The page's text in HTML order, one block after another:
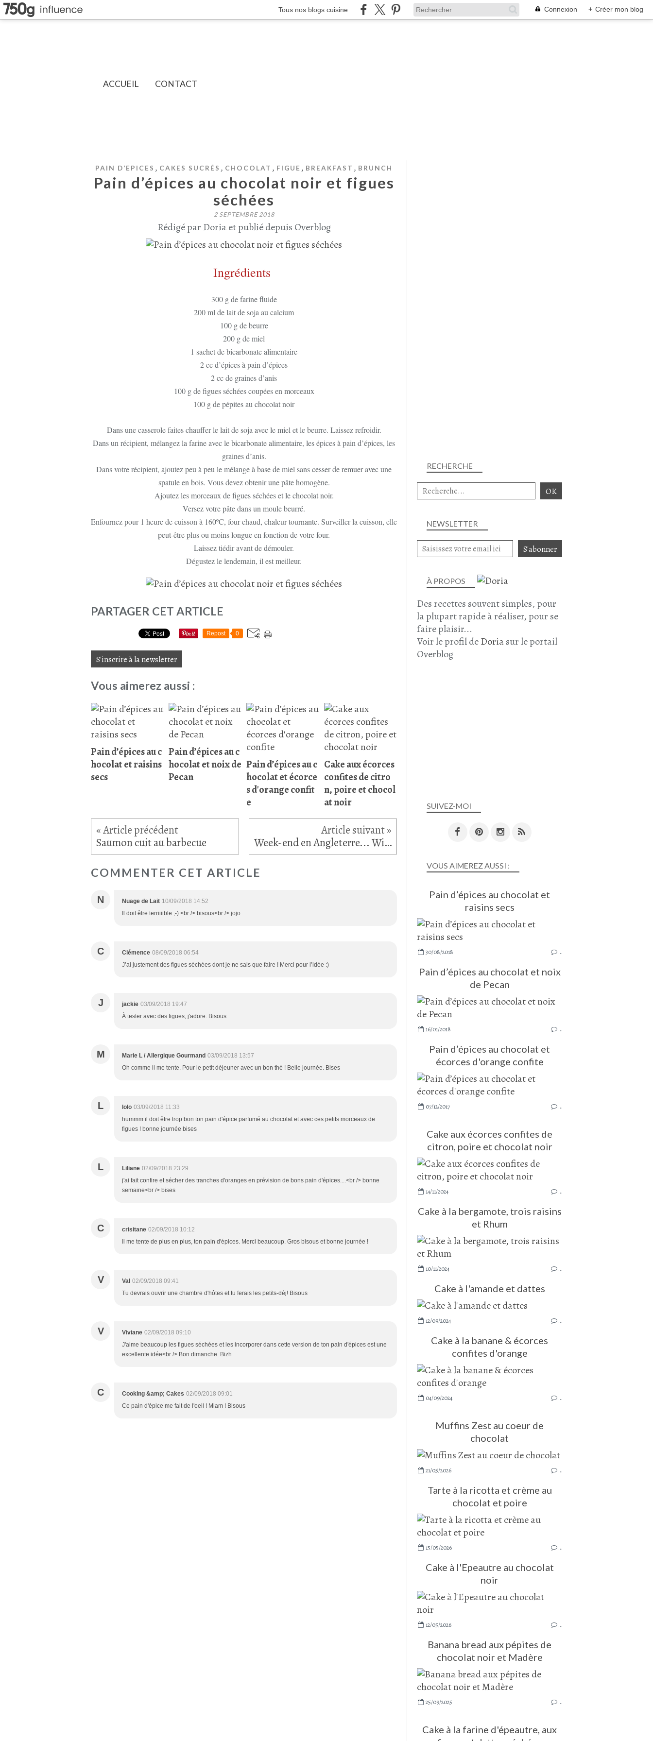
Tous nos blogs cuisine Connexion + Créer mon blog
ACCUEIL CONTACT
PAIN D’EPICES , CAKES SUCRÉS , CHOCOLAT , FIGUE , BREAKFAST , BRUNCH
Pain d’épices au chocolat noir et figues
séchées
2 SEPTEMBRE 2018
Rédigé par Doria et publié depuis Overblog
Ingrédients
300 g de farine fluide
200 ml de lait de soja au calcium
100 g de beurre
200 g de miel
1 sachet de bicarbonate alimentaire
2 cc d’épices à pain d’épices
2 cc de graines d’anis
100 g de figues séchées coupées en morceaux
100 g de pépites au chocolat noir
Dans une casserole faites chauffer le lait de soja avec le miel et le beurre. Laissez refroidir.
Dans un récipient, mélangez la farine avec le bicarbonate alimentaire, les épices à pain d’épices, les
graines d’anis.
Dans votre récipient, ajoutez peu à peu le mélange à base de miel sans cesser de remuer avec une
spatule en bois. Vous devez obtenir une pâte homogène.
Ajoutez les morceaux de figues séchées et le chocolat noir.
Versez votre pâte dans un moule beurré.
Enfournez pour 1 heure de cuisson à 160ºC, four chaud, chaleur tournante. Surveiller la cuisson, elle
peut-être plus ou moins longue en fonction de votre four.
Laissez tiédir avant de démouler.
Dégustez le lendemain, il est meilleur.
PARTAGER CET ARTICLE
Repost 0
S'inscrire à la newsletter
Vous aimerez aussi :
Pain d’épices au c
hocolat et raisins
secs
Pain d’épices au c
hocolat et noix de
Pecan
Pain d’épices au c
hocolat et écorce
s d'orange confit
e
Cake aux écorces
confites de citro
n, poire et chocol
at noir
Saumon cuit au barbecue Week-end en Angleterre... Windsor (1)
COMMENTER CET ARTICLE
N Nuage de Lait 10/09/2018 14:52
Il doit être terriiiible ;-) <br /> bisous<br /> jojo
C Clémence 08/09/2018 06:54
J’ai justement des figues séchées dont je ne sais que faire ! Merci pour l’idée :)
J jackie 03/09/2018 19:47
À tester avec des figues, j'adore. Bisous
M Marie L / Allergique Gourmand 03/09/2018 13:57
Oh comme il me tente. Pour le petit déjeuner avec un bon thé ! Belle journée. Bises
L lolo 03/09/2018 11:33
hummm il doit être trop bon ton pain d'épice parfumé au chocolat et avec ces petits morceaux de
figues ! bonne journée bises
L Liliane 02/09/2018 23:29
j'ai fait confire et sécher des tranches d'oranges en prévision de bons pain d'épices....<br /> bonne
semaine<br /> bises
C crisitane 02/09/2018 10:12
Il me tente de plus en plus, ton pain d'épices. Merci beaucoup. Gros bisous et bonne journée !
V Val 02/09/2018 09:41
Tu devrais ouvrir une chambre d'hôtes et tu ferais les petits-déj! Bisous
V Viviane 02/09/2018 09:10
J'aime beaucoup les figues séchées et les incorporer dans cette version de ton pain d'épices est une
excellente idée<br /> Bon dimanche. Bizh
C Cooking &amp; Cakes 02/09/2018 09:01
Ce pain d'épice me fait de l'oeil ! Miam ! Bisous
NEWSLETTER
SUIVEZ-MOI
RECHERCHE
À PROPOS
Des recettes souvent simples, pour
la plupart rapide à réaliser, pour se
faire plaisir...
Voir le profil deDoriasur le portail
Overblog
VOUS AIMEREZ AUSSI :
Pain d’épices au chocolat et
raisins secs
30/08/2018 …
Pain d’épices au chocolat et noix
de Pecan
16/01/2018 …
Pain d’épices au chocolat et
écorces d'orange confite
07/12/2017 …
Cake aux écorces confites de
citron, poire et chocolat noir
14/11/2024 …
Cake à la bergamote, trois raisins
et Rhum
10/11/2024 …
Cake à l'amande et dattes
12/09/2024 …
Cake à la banane & écorces
confites d'orange
04/09/2024 …
Muffins Zest au coeur de
chocolat
21/05/2026 …
Tarte à la ricotta et crème au
chocolat et poire
15/05/2026 …
Cake à l'Epeautre au chocolat
noir
12/05/2026 …
Banana bread aux pépites de
chocolat noir et Madère
25/09/2025 …
Cake à la farine d'épeautre, aux